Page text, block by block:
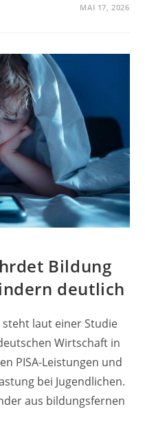
MAI 17, 2026
Bildung
deutlich
laut einer Studie
Wirtschaft in
PISA-Leistungen und
bei Jugendlichen.
aus bildungsfernen